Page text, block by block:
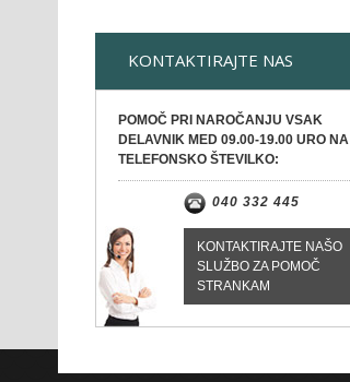
KONTAKTIRAJTE NAS
POMOČ PRI NAROČANJU VSAK
DELAVNIK MED 09.00-19.00 URO NA
TELEFONSKO ŠTEVILKO:
040 332 445
KONTAKTIRAJTE NAŠO
SLUŽBO ZA POMOČ
STRANKAM